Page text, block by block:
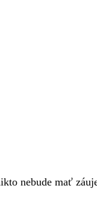
nebude mať